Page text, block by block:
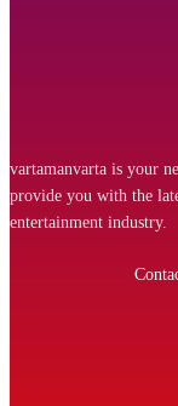
vartamanvarta is your
provide you with the
entertainment industry.